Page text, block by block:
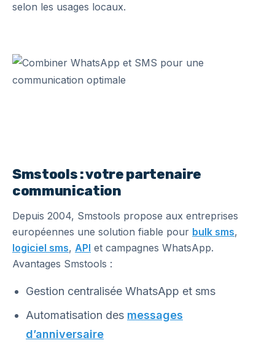
selon les usages locaux.
Smstools : votre partenaire
communication
Depuis 2004, Smstools propose aux entreprises
européennes une solution fiable pour bulk sms,
logiciel sms, API et campagnes WhatsApp.
Avantages Smstools :
Gestion centralisée WhatsApp et sms
Automatisation des messages
d’anniversaire